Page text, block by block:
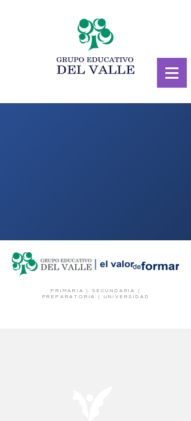
PRIMARIA | SECUNDARIA |
PREPARATORIA | UNIVERSIDAD